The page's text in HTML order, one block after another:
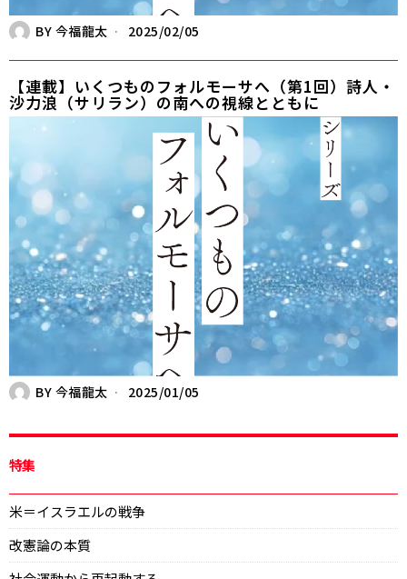
BY 今福龍太 2025/02/05
【連載】いくつものフォルモーサへ（第1回）詩人・
沙力浪（サリラン）の南への視線とともに
BY 今福龍太 2025/01/05
特集
米＝イスラエルの戦争
改憲論の本質